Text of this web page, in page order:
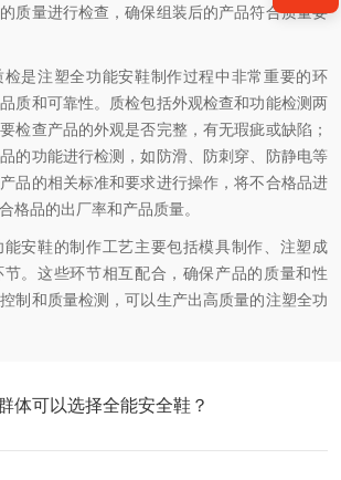
质量进行检查，确保组装后的产品符合质量要
是注塑全功能安鞋制作过程中非常重要的环
质和可靠性。质检包括外观检查和功能检测两
检查产品的外观是否完整，有无瑕疵或缺陷；
的功能进行检测，如防滑、防刺穿、防静电等
品的相关标准和要求进行操作，将不合格品进
格品的出厂率和产品质量。
安鞋的制作工艺主要包括模具制作、注塑成
。这些环节相互配合，确保产品的质量和性
制和质量检测，可以生产出高质量的注塑全功
体可以选择全能安全鞋？